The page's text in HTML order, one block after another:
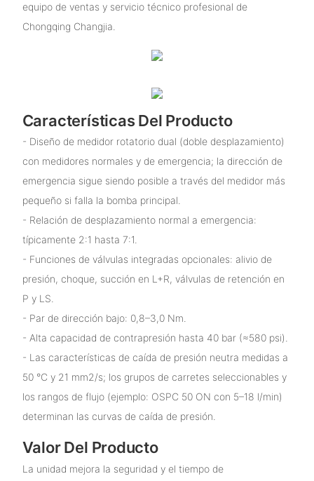
equipo de ventas y servicio técnico profesional de
Chongqing Changjia.
Características Del Producto
- Diseño de medidor rotatorio dual (doble desplazamiento)
con medidores normales y de emergencia; la dirección de
emergencia sigue siendo posible a través del medidor más
pequeño si falla la bomba principal.
- Relación de desplazamiento normal a emergencia:
típicamente 2:1 hasta 7:1.
- Funciones de válvulas integradas opcionales: alivio de
presión, choque, succión en L+R, válvulas de retención en
P y LS.
- Par de dirección bajo: 0,8–3,0 Nm.
- Alta capacidad de contrapresión hasta 40 bar (≈580 psi).
- Las características de caída de presión neutra medidas a
50 °C y 21 mm2/s; los grupos de carretes seleccionables y
los rangos de flujo (ejemplo: OSPC 50 ON con 5–18 l/min)
determinan las curvas de caída de presión.
Valor Del Producto
La unidad mejora la seguridad y el tiempo de